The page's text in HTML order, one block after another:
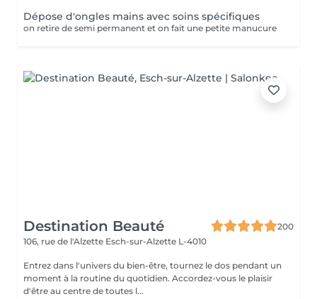
Dépose d'ongles mains avec soins spécifiques
on retire de semi permanent et on fait une petite manucure
Destination Beauté
200
106, rue de l'Alzette Esch-sur-Alzette L-4010
Entrez dans l'univers du bien-être, tournez le dos pendant un
moment à la routine du quotidien. Accordez-vous le plaisir
d'être au centre de toutes l...